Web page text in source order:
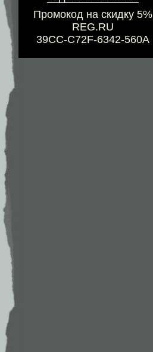
Промокод на скидку 5%
REG.RU
39CC-C72F-6342-560A